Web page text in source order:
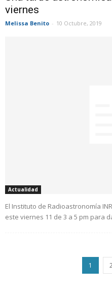
viernes
Melissa Benito - 10 Octubre, 2019
Actualidad
El Instituto de Radioastronomía
este viernes 11 de 3 a 5 pm para
1